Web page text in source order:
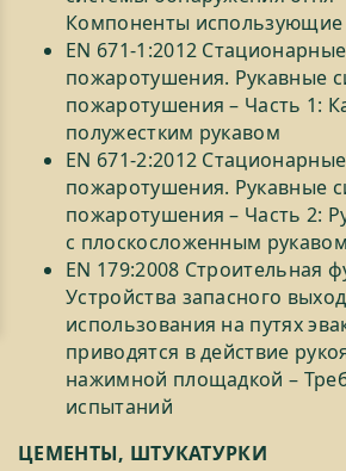
Компоненты использующие
EN 671-1:2012
пожаротушения. Рукавные
пожаротушения – Часть 1:
полужестким рукавом
EN 671-2:2012
пожаротушения. Рукавные
пожаротушения – Часть 2:
с плоскосложенным рукавом
EN 179:2008 Строительная
Устройства запасного
использования на путях
приводятся в действие
нажимной площадкой –
испытаний
ЦЕМЕНТЫ, ШТУКАТУРКИ